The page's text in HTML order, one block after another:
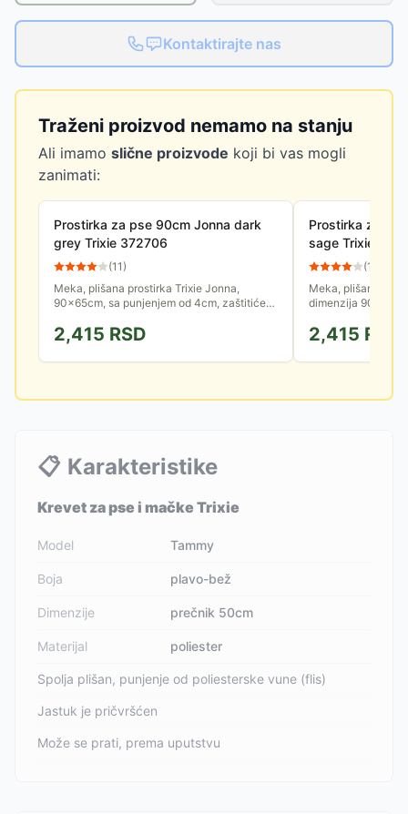
Kontaktirajte nas
Traženi proizvod nemamo na stanju
Ali imamo slične proizvode koji bi vas mogli
zanimati:
Prostirka za pse 90cm Jonna dark
grey Trixie 372706
(11)
Meka, plišana prostirka Trixie Jonna,
90x65cm, sa punjenjem od 4cm, zaštitiće
Možete postaviti na omiljeno...
2,415 RSD
Prostirka za
sage Trixie
(15
Meka, plišana
dimenzija
tvrdoće poda kada
2,415 RSD
📋 Karakteristike
Krevet za pse i mačke Trixie
Model Tammy
Boja plavo-bež
Dimenzije prečnik 50cm
Materijal poliester
Spolja plišan, punjenje od poliesterske vune (flis)
Jastuk je pričvršćen
Može se prati, prema uputstvu